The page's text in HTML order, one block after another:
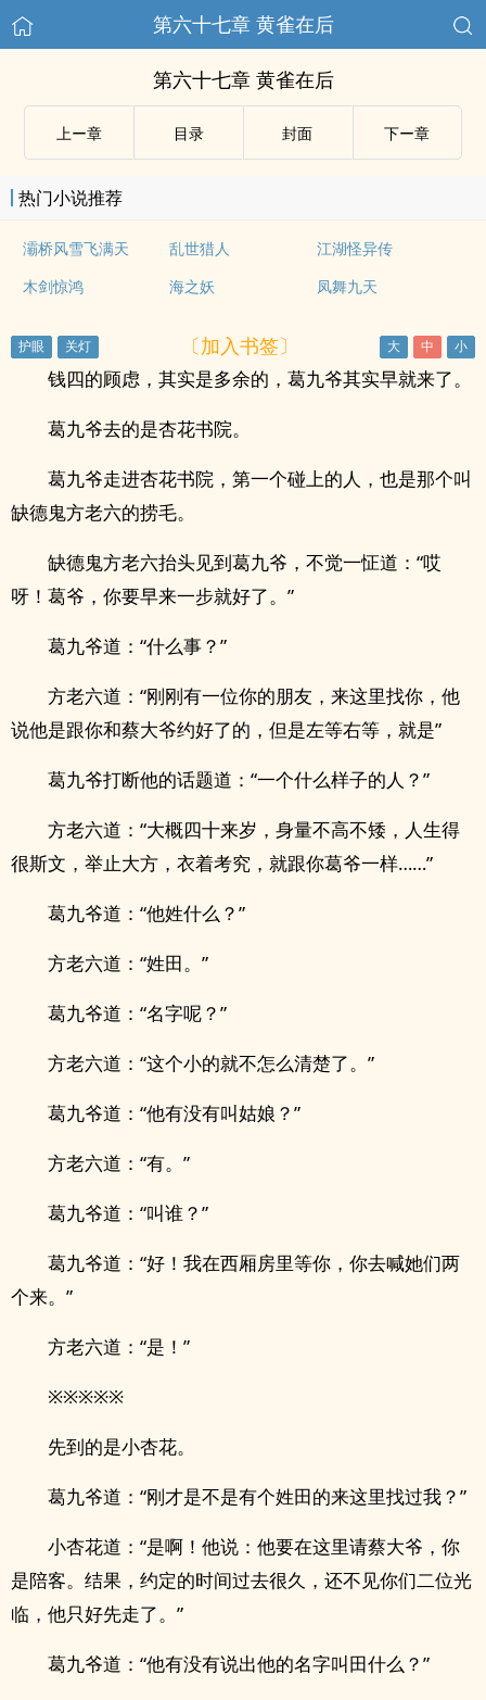
第六十七章 黄雀在后
第六十七章 黄雀在后
上ー章 目录 封面 下ー章
热门小说推荐
灞桥风雪飞满天 乱世猎人
江湖怪异传
木剑惊鸿
海之妖 凤舞九天
〔加入书签〕
钱四的顾虑，其实是多余的，葛九爷其实早就来了。
葛九爷去的是杏花书院。
葛九爷走进杏花书院，第一个碰上的人，也是那个叫
缺德鬼方老六的捞毛。
缺德鬼方老六抬头见到葛九爷，不觉一怔道：“哎
呀！葛爷，你要早来一步就好了。”
葛九爷道：“什么事？”
方老六道：“刚刚有一位你的朋友，来这里找你，他
说他是跟你和蔡大爷约好了的，但是左等右等，就是”
葛九爷打断他的话题道：“一个什么样子的人？”
方老六道：“大概四十来岁，身量不高不矮，人生得
很斯文，举止大方，衣着考究，就跟你葛爷一样……”
葛九爷道：“他姓什么？”
方老六道：“姓田。”
葛九爷道：“名字呢？”
方老六道：“这个小的就不怎么清楚了。”
葛九爷道：“他有没有叫姑娘？”
方老六道：“有。”
葛九爷道：“叫谁？”
葛九爷道：“好！我在西厢房里等你，你去喊她们两
个来。”
方老六道：“是！”
※※※※※
先到的是小杏花。
葛九爷道：“刚才是不是有个姓田的来这里找过我？”
小杏花道：“是啊！他说：他要在这里请蔡大爷，你
是陪客。结果，约定的时间过去很久，还不见你们二位光
临，他只好先走了。”
葛九爷道：“他有没有说出他的名字叫田什么？”